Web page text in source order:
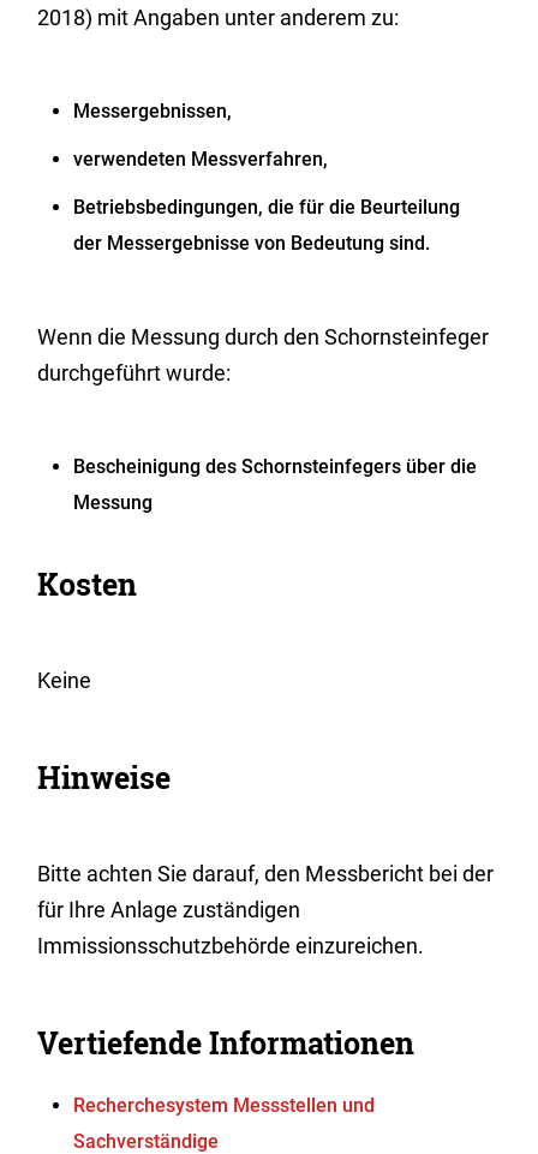
2018) mit Angaben unter anderem zu:
Messergebnissen,
verwendeten Messverfahren,
Betriebsbedingungen, die für die Beurteilung
der Messergebnisse von Bedeutung sind.
Wenn die Messung durch den Schornsteinfeger
durchgeführt wurde:
Bescheinigung des Schornsteinfegers über die
Messung
Kosten
Keine
Hinweise
Bitte achten Sie darauf, den Messbericht bei der
für Ihre Anlage zuständigen
Immissionsschutzbehörde einzureichen.
Vertiefende Informationen
Recherchesystem Messstellen und
Sachverständige